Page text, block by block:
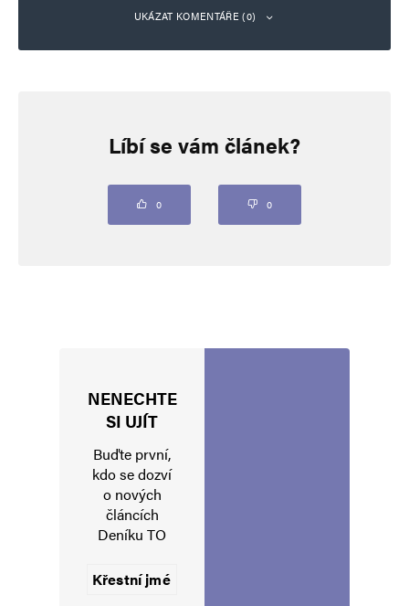
UKÁZAT KOMENTÁŘE (0)
Vaše e-mailová adresa nebude zveřejněna. Vyžadované informace jsou
Uložit do prohlížeče jméno, e-mail a webovou stránku pro budoucí
Líbí se vám článek?
0 0
NENECHTE
SI UJÍT
Buďte první,
kdo se dozví
o nových
článcích
Deníku TO